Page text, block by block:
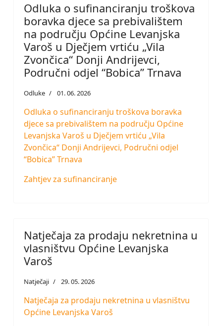
Odluka o sufinanciranju troškova
boravka djece sa prebivalištem
na području Općine Levanjska
Varoš u Dječjem vrtiću „Vila
Zvončica“ Donji Andrijevci,
Područni odjel “Bobica” Trnava
Odluke 01. 06. 2026
Odluka o sufinanciranju troškova boravka
djece sa prebivalištem na području Općine
Levanjska Varoš u Dječjem vrtiću „Vila
Zvončica“ Donji Andrijevci, Područni odjel
“Bobica” Trnava
Zahtjev za sufinanciranje
Natječaja za prodaju nekretnina u
vlasništvu Općine Levanjska
Varoš
Natječaji 29. 05. 2026
Natječaja za prodaju nekretnina u vlasništvu
Općine Levanjska Varoš